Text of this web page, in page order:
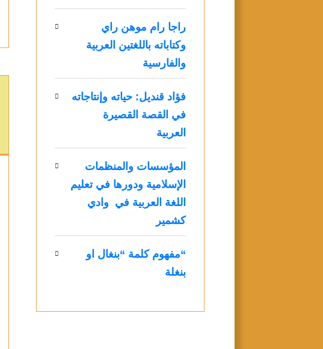
راجا رام موهن راي
وكتاباته باللغتين العربية
والفارسية
فؤاد قنديل: حياته وإنتاجاته
في القصة القصيرة
العربية
المؤسسات والمنظمات
الإسلامية ودورها في تعليم
اللغة العربية في وادي
كشمير
“مفهوم كلمة “بنغال او
بنغلة